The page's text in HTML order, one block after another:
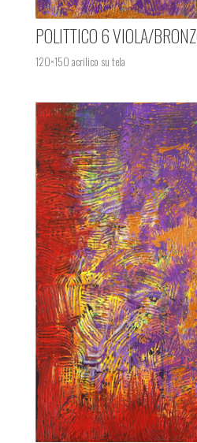
POLITTICO 6 VIOLA/
120×150 acrilico su tela